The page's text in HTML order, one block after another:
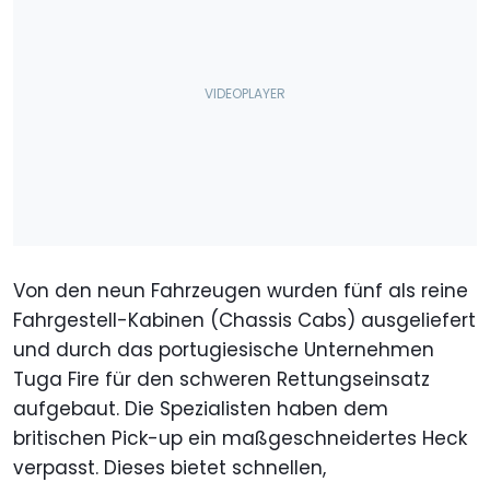
Von den neun Fahrzeugen wurden fünf als reine
Fahrgestell-Kabinen (Chassis Cabs) ausgeliefert
und durch das portugiesische Unternehmen
Tuga Fire für den schweren Rettungseinsatz
aufgebaut. Die Spezialisten haben dem
britischen Pick-up ein maßgeschneidertes Heck
verpasst. Dieses bietet schnellen,